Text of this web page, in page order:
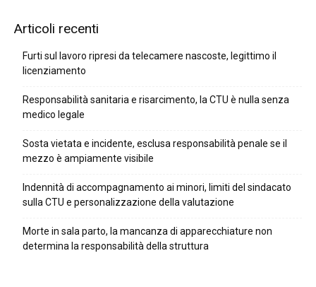
Articoli recenti
Furti sul lavoro ripresi da telecamere nascoste, legittimo il
licenziamento
Responsabilità sanitaria e risarcimento, la CTU è nulla senza
medico legale
Sosta vietata e incidente, esclusa responsabilità penale se il
mezzo è ampiamente visibile
Indennità di accompagnamento ai minori, limiti del sindacato
sulla CTU e personalizzazione della valutazione
Morte in sala parto, la mancanza di apparecchiature non
determina la responsabilità della struttura